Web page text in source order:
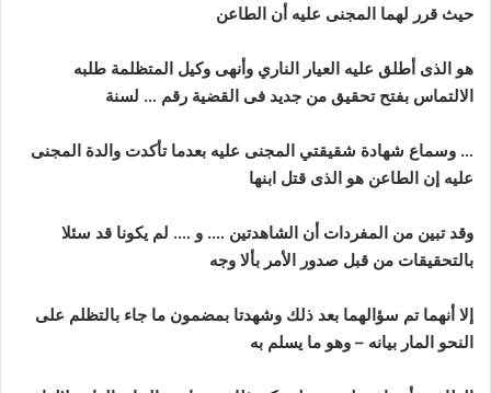
حيث قرر لهما المجنى عليه أن الطاعن
هو الذى أطلق عليه العيار الناري وأنهى وكيل المتظلمة طلبه
الالتماس بفتح تحقيق من جديد فى القضية رقم … لسنة
… وسماع شهادة شقيقتي المجنى عليه بعدما تأكدت والدة المجنى
عليه إن الطاعن هو الذى قتل ابنها
وقد تبين من المفردات أن الشاهدتين …. و …. لم يكونا قد سئلا
بالتحقيقات من قبل صدور الأمر بألا وجه
إلا أنهما تم سؤالهما بعد ذلك وشهدتا بمضمون ما جاء بالتظلم على
النحو المار بيانه – وهو ما يسلم به